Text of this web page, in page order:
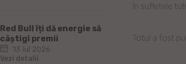
Red Bull îți dă energie să
câștigi premii
13 Iul 2026
Vezi detalii
în sufletele
Totul a fost